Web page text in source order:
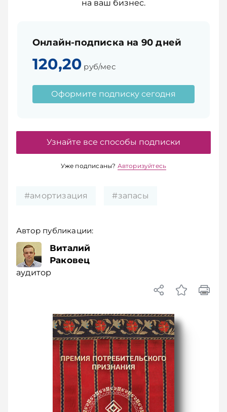
на ваш бизнес.
Онлайн-подписка на 90 дней
120,20 руб/мес
Оформите подписку сегодня
Узнайте все способы подписки
Уже подписаны? Авторизуйтесь
#амортизация #запасы
Автор публикации:
Виталий
Раковец
аудитор